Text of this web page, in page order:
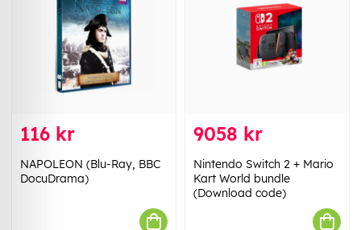
116 kr
NAPOLEON (Blu-Ray, BBC
DocuDrama)
9058 kr
Nintendo Switch 2 + Mario
Kart World bundle
(Download code)